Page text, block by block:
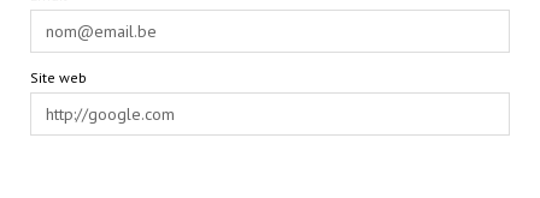
Site web